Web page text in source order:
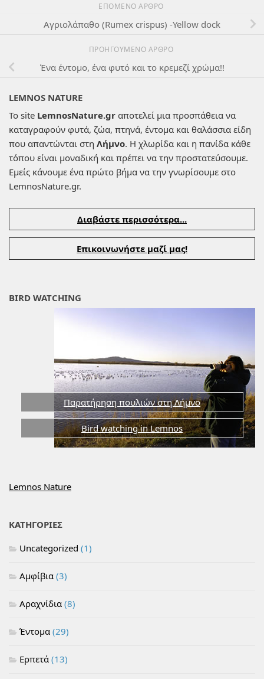
ΕΠΌΜΕΝΟ ΆΡΘΡΟ
Αγριολάπαθο (Rumex crispus) -Yellow dock
ΠΡΟΗΓΟΎΜΕΝΟ ΆΡΘΡΟ
Ένα έντομο, ένα φυτό και το κρεμεζί χρώμα!!
LEMNOS NATURE
Το site LemnosNature.gr αποτελεί μια προσπάθεια να
καταγραφούν φυτά, ζώα, πτηνά, έντομα και θαλάσσια είδη
που απαντώνται στη Λήμνο. Η χλωρίδα και η πανίδα κάθε
τόπου είναι μοναδική και πρέπει να την προστατεύσουμε.
Εμείς κάνουμε ένα πρώτο βήμα να την γνωρίσουμε στο
LemnosNature.gr.
Διαβάστε περισσότερα...
Επικοινωνήστε μαζί μας!
BIRD WATCHING
Παρατήρηση πουλιών στη Λήμνο
Bird watching in Lemnos
Lemnos Nature
ΚΑΤΗΓΟΡΙΕΣ
Uncategorized (1)
Αμφίβια (3)
Αραχνίδια (8)
Έντομα (29)
Ερπετά (13)